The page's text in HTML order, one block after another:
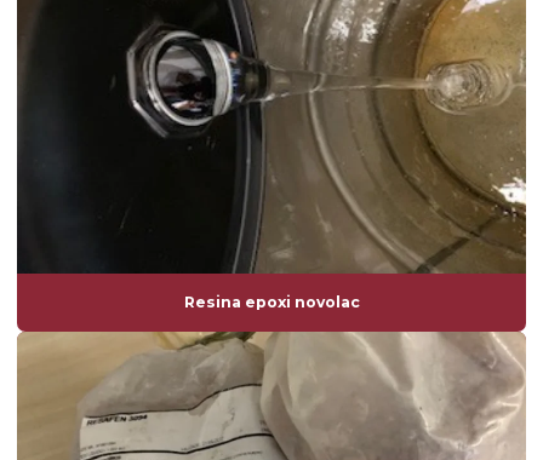
Resina epoxi novolac